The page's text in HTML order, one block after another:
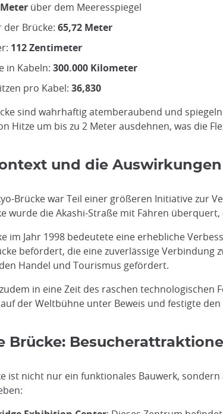
über dem Meeresspiegel
der Brücke: 65,72 Meter
112 Zentimeter
in Kabeln: 300.000 Kilometer
pro Kabel: 36,830
sind wahrhaftig atemberaubend und
Hitze um bis zu 2 Meter ausdehnen, was die
und die
Brücke war Teil einer größeren Initiative zur
wurde die Akashi-Straße mit Fähren
im Jahr 1998 bedeutete eine erhebliche
befördert, die eine zuverlässige Verbindung
Handel und Tourismus gefördert.
in eine Zeit des raschen
der Weltbühne unter Beweis und festigte
Brücke:
ist nicht nur ein funktionales Bauwerk,